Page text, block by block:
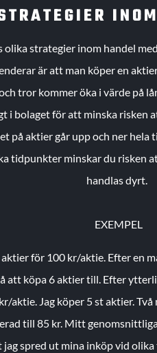
olika strategier inom handel
är att man köper en
tror kommer öka i värde på
i bolaget för att minska risken
på aktier går upp och ner hela
tidpunkter minskar du risken
handlas dyrt.
EXEMPEL
aktier för 100 kr/aktie. Efter en
att köpa 6 aktier till. Efter
aktie. Jag köper 5 st aktier.Två
till 85 kr. Mitt
jag spred ut mina inköp vid